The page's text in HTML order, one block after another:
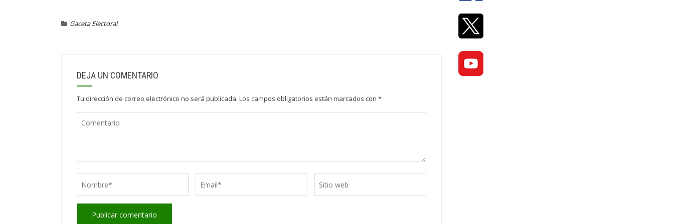
Gaceta Electoral
DEJA UN COMENTARIO
Tu dirección de correo electrónico no será publicada. Los campos obligatorios están marcados con *